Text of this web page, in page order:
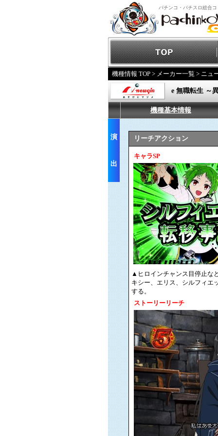
パチンコ・パチスロ総合
機種情報 TOP > メーカー一覧 > ニュ
e 無職転生 ～
機種基本情報
演
出
リーチアクション
キャラSP
▲ヒロインチャンス目停止な
キシー、エリス、シルフィエ
する。
ストーリーリーチ